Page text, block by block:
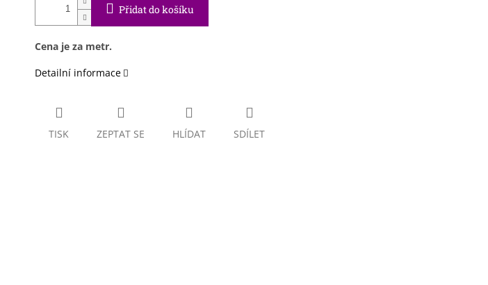
Přidat do košíku
Cena je za metr.
Detailní informace
TISK ZEPTAT SE HLÍDAT SDÍLET